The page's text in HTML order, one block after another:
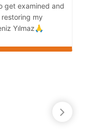
get examined and
my
Yılmaz🙏